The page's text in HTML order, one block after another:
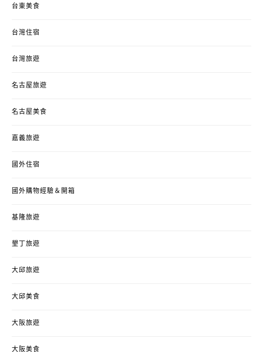
台東美食
台灣住宿
台灣旅遊
名古屋旅遊
名古屋美食
嘉義旅遊
國外住宿
國外購物經驗＆開箱
基隆旅遊
墾丁旅遊
大邱旅遊
大邱美食
大阪旅遊
大阪美食